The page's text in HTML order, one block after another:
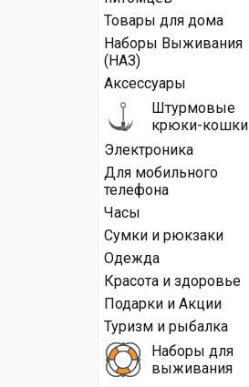
Товары для дома
Наборы Выживания
(НАЗ)
Аксессуары
Штурмовые
крюки-кошки
Электроника
Для мобильного
телефона
Часы
Сумки и рюкзаки
Одежда
Красота и здоровье
Подарки и Акции
Туризм и рыбалка
Наборы для
выживания